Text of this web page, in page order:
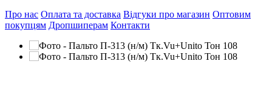
Про нас Оплата та доставка Відгуки про магазин Оптовим
покупцям Дропшиперам Контакти